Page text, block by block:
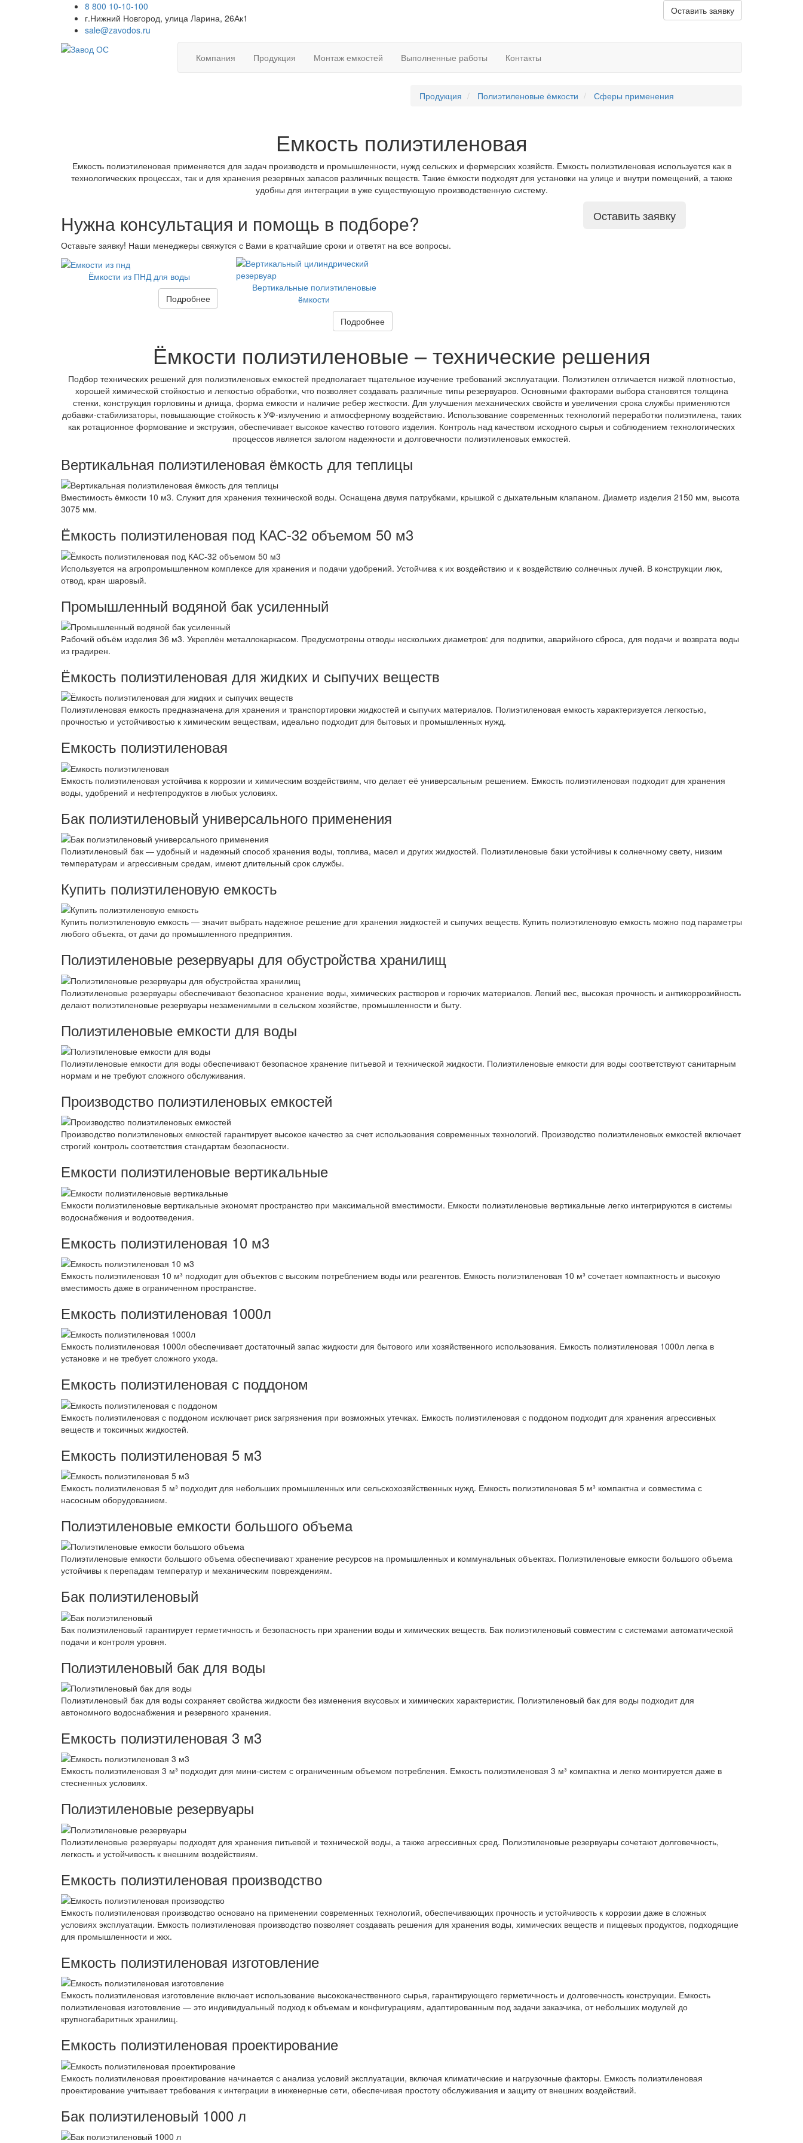
8 800 10-10-100
г.Нижний Новгород, улица Ларина, 26Ак1
sale@zavodos.ru
Оставить заявку
Компания Продукция Монтаж емкостей Выполненные работы Контакты
Продукция Полиэтиленовые ёмкости Сферы применения
Емкость полиэтиленовая
Емкость полиэтиленовая применяется для задач производств и промышленности, нужд сельских и фермерских хозяйств. Емкость полиэтиленовая используется как в
технологических процессах, так и для хранения резервных запасов различных веществ. Такие ёмкости подходят для установки на улице и внутри помещений, а также
удобны для интеграции в уже существующую производственную систему.
Нужна консультация и помощь в подборе?
Оставьте заявку! Наши менеджеры свяжутся с Вами в кратчайшие сроки и ответят на все вопросы.
Оставить заявку
Ёмкости из ПНД для воды
Подробнее
Вертикальные полиэтиленовые
ёмкости
Подробнее
Ёмкости полиэтиленовые – технические решения
Подбор технических решений для полиэтиленовых емкостей предполагает тщательное изучение требований эксплуатации. Полиэтилен отличается низкой плотностью,
хорошей химической стойкостью и легкостью обработки, что позволяет создавать различные типы резервуаров. Основными факторами выбора становятся толщина
стенки, конструкция горловины и днища, форма емкости и наличие ребер жесткости. Для улучшения механических свойств и увеличения срока службы применяются
добавки-стабилизаторы, повышающие стойкость к УФ-излучению и атмосферному воздействию. Использование современных технологий переработки полиэтилена, таких
как ротационное формование и экструзия, обеспечивает высокое качество готового изделия. Контроль над качеством исходного сырья и соблюдением технологических
процессов является залогом надежности и долговечности полиэтиленовых емкостей.
Вертикальная полиэтиленовая ёмкость для теплицы
Вместимость ёмкости 10 м3. Служит для хранения технической воды. Оснащена двумя патрубками, крышкой с дыхательным клапаном. Диаметр изделия 2150 мм, высота
3075 мм.
Ёмкость полиэтиленовая под КАС-32 объемом 50 м3
Используется на агропромышленном комплексе для хранения и подачи удобрений. Устойчива к их воздействию и к воздействию солнечных лучей. В конструкции люк,
отвод, кран шаровый.
Промышленный водяной бак усиленный
Рабочий объём изделия 36 м3. Укреплён металлокаркасом. Предусмотрены отводы нескольких диаметров: для подпитки, аварийного сброса, для подачи и возврата воды
из градирен.
Ёмкость полиэтиленовая для жидких и сыпучих веществ
Полиэтиленовая емкость предназначена для хранения и транспортировки жидкостей и сыпучих материалов. Полиэтиленовая емкость характеризуется легкостью,
прочностью и устойчивостью к химическим веществам, идеально подходит для бытовых и промышленных нужд.
Емкость полиэтиленовая
Емкость полиэтиленовая устойчива к коррозии и химическим воздействиям, что делает её универсальным решением. Емкость полиэтиленовая подходит для хранения
воды, удобрений и нефтепродуктов в любых условиях.
Бак полиэтиленовый универсального применения
Полиэтиленовый бак — удобный и надежный способ хранения воды, топлива, масел и других жидкостей. Полиэтиленовые баки устойчивы к солнечному свету, низким
температурам и агрессивным средам, имеют длительный срок службы.
Купить полиэтиленовую емкость
Купить полиэтиленовую емкость — значит выбрать надежное решение для хранения жидкостей и сыпучих веществ. Купить полиэтиленовую емкость можно под параметры
любого объекта, от дачи до промышленного предприятия.
Полиэтиленовые резервуары для обустройства хранилищ
Полиэтиленовые резервуары обеспечивают безопасное хранение воды, химических растворов и горючих материалов. Легкий вес, высокая прочность и антикоррозийность
делают полиэтиленовые резервуары незаменимыми в сельском хозяйстве, промышленности и быту.
Полиэтиленовые емкости для воды
Полиэтиленовые емкости для воды обеспечивают безопасное хранение питьевой и технической жидкости. Полиэтиленовые емкости для воды соответствуют санитарным
нормам и не требуют сложного обслуживания.
Производство полиэтиленовых емкостей
Производство полиэтиленовых емкостей гарантирует высокое качество за счет использования современных технологий. Производство полиэтиленовых емкостей включает
строгий контроль соответствия стандартам безопасности.
Емкости полиэтиленовые вертикальные
Емкости полиэтиленовые вертикальные экономят пространство при максимальной вместимости. Емкости полиэтиленовые вертикальные легко интегрируются в системы
водоснабжения и водоотведения.
Емкость полиэтиленовая 10 м3
Емкость полиэтиленовая 10 м³ подходит для объектов с высоким потреблением воды или реагентов. Емкость полиэтиленовая 10 м³ сочетает компактность и высокую
вместимость даже в ограниченном пространстве.
Емкость полиэтиленовая 1000л
Емкость полиэтиленовая 1000л обеспечивает достаточный запас жидкости для бытового или хозяйственного использования. Емкость полиэтиленовая 1000л легка в
установке и не требует сложного ухода.
Емкость полиэтиленовая с поддоном
Емкость полиэтиленовая с поддоном исключает риск загрязнения при возможных утечках. Емкость полиэтиленовая с поддоном подходит для хранения агрессивных
веществ и токсичных жидкостей.
Емкость полиэтиленовая 5 м3
Емкость полиэтиленовая 5 м³ подходит для небольших промышленных или сельскохозяйственных нужд. Емкость полиэтиленовая 5 м³ компактна и совместима с
насосным оборудованием.
Полиэтиленовые емкости большого объема
Полиэтиленовые емкости большого объема обеспечивают хранение ресурсов на промышленных и коммунальных объектах. Полиэтиленовые емкости большого объема
устойчивы к перепадам температур и механическим повреждениям.
Бак полиэтиленовый
Бак полиэтиленовый гарантирует герметичность и безопасность при хранении воды и химических веществ. Бак полиэтиленовый совместим с системами автоматической
подачи и контроля уровня.
Полиэтиленовый бак для воды
Полиэтиленовый бак для воды сохраняет свойства жидкости без изменения вкусовых и химических характеристик. Полиэтиленовый бак для воды подходит для
автономного водоснабжения и резервного хранения.
Емкость полиэтиленовая 3 м3
Емкость полиэтиленовая 3 м³ подходит для мини-систем с ограниченным объемом потребления. Емкость полиэтиленовая 3 м³ компактна и легко монтируется даже в
стесненных условиях.
Полиэтиленовые резервуары
Полиэтиленовые резервуары подходят для хранения питьевой и технической воды, а также агрессивных сред. Полиэтиленовые резервуары сочетают долговечность,
легкость и устойчивость к внешним воздействиям.
Емкость полиэтиленовая производство
Емкость полиэтиленовая производство основано на применении современных технологий, обеспечивающих прочность и устойчивость к коррозии даже в сложных
условиях эксплуатации. Емкость полиэтиленовая производство позволяет создавать решения для хранения воды, химических веществ и пищевых продуктов, подходящие
для промышленности и жкх.
Емкость полиэтиленовая изготовление
Емкость полиэтиленовая изготовление включает использование высококачественного сырья, гарантирующего герметичность и долговечность конструкции. Емкость
полиэтиленовая изготовление — это индивидуальный подход к объемам и конфигурациям, адаптированным под задачи заказчика, от небольших модулей до
крупногабаритных хранилищ.
Емкость полиэтиленовая проектирование
Емкость полиэтиленовая проектирование начинается с анализа условий эксплуатации, включая климатические и нагрузочные факторы. Емкость полиэтиленовая
проектирование учитывает требования к интеграции в инженерные сети, обеспечивая простоту обслуживания и защиту от внешних воздействий.
Бак полиэтиленовый 1000 л